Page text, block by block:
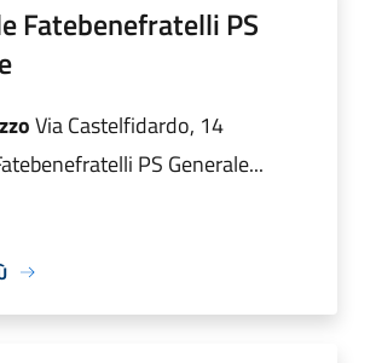
Fatebenefratelli PS
Via Castelfidardo, 14
PS Generale...